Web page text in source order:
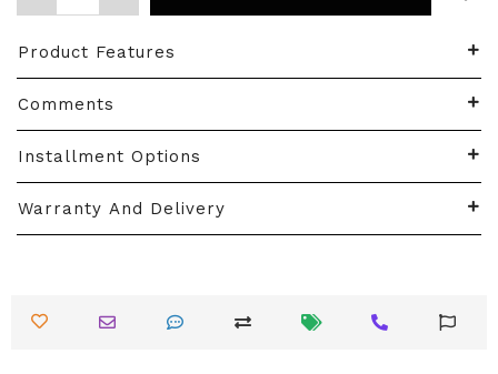
Product Features
Comments
Installment Options
Warranty And Delivery